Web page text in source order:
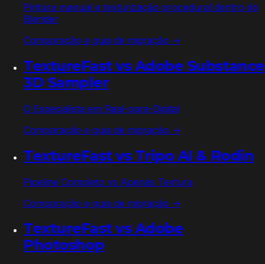
Pintura manual e texturização procedural dentro do
Blender
Comparação e guia de migração →
TextureFast vs Adobe Substance
3D Sampler
O Especialista em Real-para-Digital
Comparação e guia de migração →
TextureFast vs Tripo AI & Rodin
Pipeline Completo vs Apenas Textura
Comparação e guia de migração →
TextureFast vs Adobe
Photoshop